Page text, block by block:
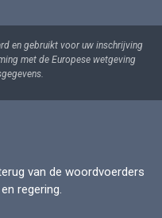
en gebruikt voor uw inschrijving
met de Europese wetgeving
van de woordvoerders
regering.